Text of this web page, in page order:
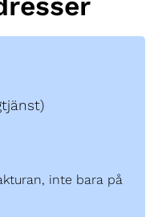
inte bara på